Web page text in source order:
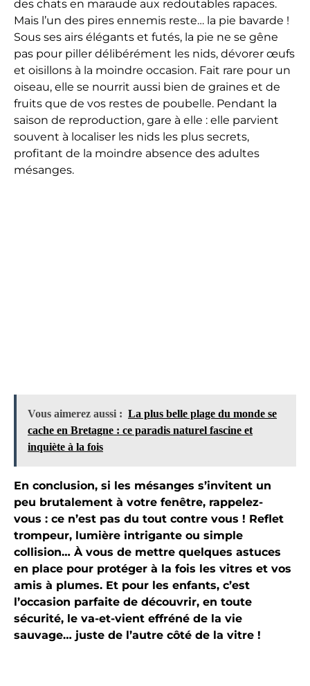
des chats en maraude aux redoutables rapaces.
Mais l’un des pires ennemis reste… la pie bavarde !
Sous ses airs élégants et futés, la pie ne se gêne
pas pour piller délibérément les nids, dévorer œufs
et oisillons à la moindre occasion. Fait rare pour un
oiseau, elle se nourrit aussi bien de graines et de
fruits que de vos restes de poubelle. Pendant la
saison de reproduction, gare à elle : elle parvient
souvent à localiser les nids les plus secrets,
profitant de la moindre absence des adultes
mésanges.
Vous aimerez aussi : La plus belle plage du monde se
cache en Bretagne : ce paradis naturel fascine et
inquiète à la fois
En conclusion, si les mésanges s’invitent un
peu brutalement à votre fenêtre, rappelez-
vous : ce n’est pas du tout contre vous ! Reflet
trompeur, lumière intrigante ou simple
collision… À vous de mettre quelques astuces
en place pour protéger à la fois les vitres et vos
amis à plumes. Et pour les enfants, c’est
l’occasion parfaite de découvrir, en toute
sécurité, le va-et-vient effréné de la vie
sauvage… juste de l’autre côté de la vitre !